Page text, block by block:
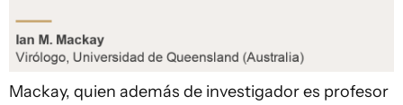
Mackay, quien además de investigador es profesor